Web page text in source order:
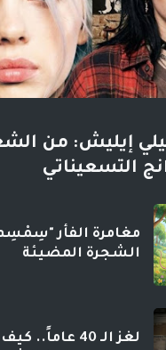
إيليش: من
التسعيناتي
مغامرة الفأر
الشجرة المضيئة
لغز الـ 40